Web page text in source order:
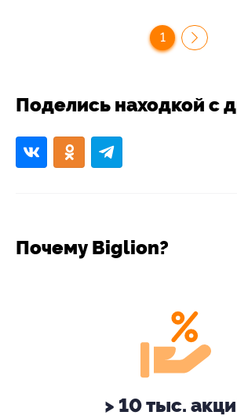
1
Поделись находкой с
Почему Biglion?
> 10 тыс.